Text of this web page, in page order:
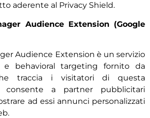
aderente al Privacy Shield.
Audience Extension (Google
Audience Extension è un servizio
behavioral targeting fornito da
traccia i visitatori di questa
consente a partner pubblicitari
ad essi annunci personalizzati